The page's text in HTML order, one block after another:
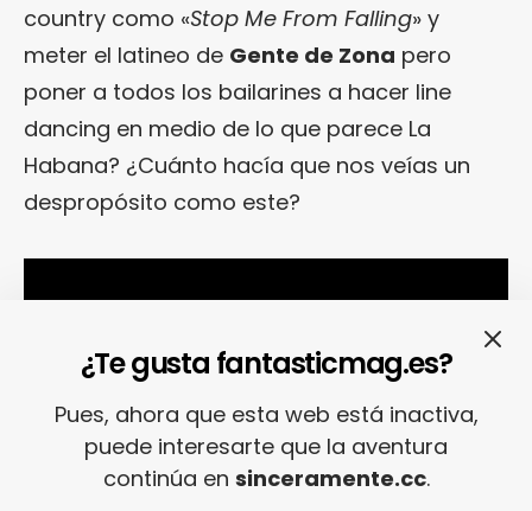
country como «Stop Me From Falling» y
meter el latineo de Gente de Zona pero
poner a todos los bailarines a hacer line
dancing en medio de lo que parece La
Habana? ¿Cuánto hacía que nos veías un
despropósito como este?
¿Te gusta fantasticmag.es?
Pues, ahora que esta web está inactiva,
puede interesarte que la aventura
continúa en sinceramente.cc.